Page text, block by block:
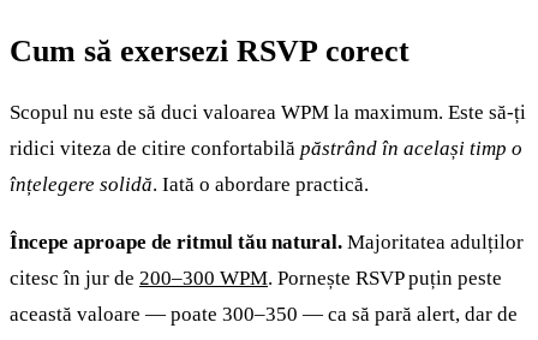
Cum să exersezi RSVP corect
Scopul nu este să duci valoarea WPM la maximum. Este să-ți
ridici viteza de citire confortabilă păstrând în același timp o
înțelegere solidă. Iată o abordare practică.
Începe aproape de ritmul tău natural. Majoritatea adulților
citesc în jur de 200–300 WPM. Pornește RSVP puțin peste
această valoare — poate 300–350 — ca să pară alert, dar de